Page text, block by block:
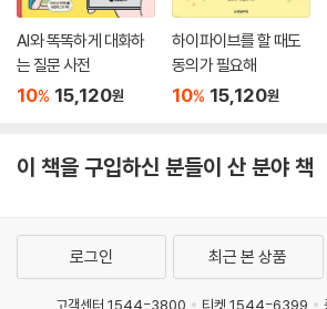
AI와 똑똑하게 대화하
는 질문 사전
10% 15,120원
하이파이브를 할 때도
동의가 필요해
10% 15,120원
이 책을 구입하신 분들이 산 분야 책
로그인 최근 본 상품
고객센터 1544-3800 티켓 1544-6399